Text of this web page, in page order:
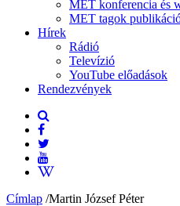
MET konferencia és
MET tagok
Hírek
Rádió
Televízió
YouTube előadások
Rendezvények
Címlap /Martin József Péter